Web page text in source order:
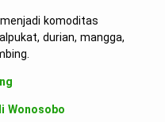
komoditas
durian, mangga,
Wonosobo